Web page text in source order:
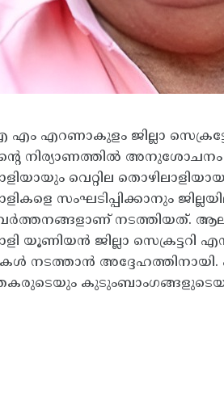
എറണാകുളം ജില്ലാ
നിര്യാണത്തിൽ
വെറ്റില
സംഘടിപ്പിക്കാനും
നടത്തിയത്‌.
യൂണിയൻ ജില്ലാ സെക്രട്ടറി
നടത്താൻ അദ്ദേഹത്തിനായി.